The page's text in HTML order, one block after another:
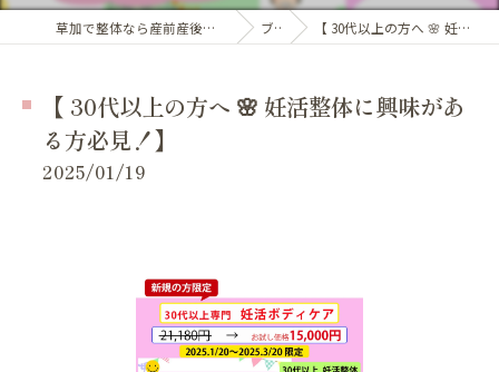
草加で整体なら産前産後ケア専門 かおりビューティサロン ブログ 【 30代以上の方へ 🌸 妊活整体に興味がある方必見！】
【 30代以上の方へ 🌸 妊活整体に興味があ
る方必見！】
2025/01/19